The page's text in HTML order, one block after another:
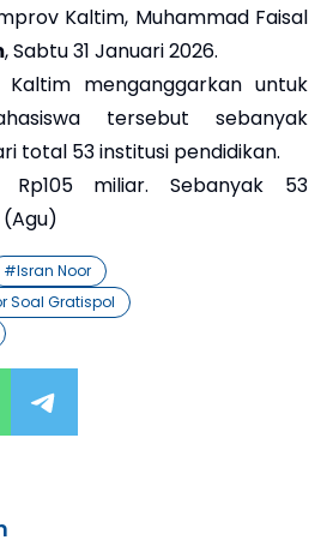
Kaltim, Muhammad Faisal
, Sabtu 31 Januari 2026.
menganggarkan untuk
tersebut sebanyak
total 53 institusi pendidikan.
Rp105 miliar. Sebanyak 53
(Agu)
#Isran Noor
Soal Gratispol